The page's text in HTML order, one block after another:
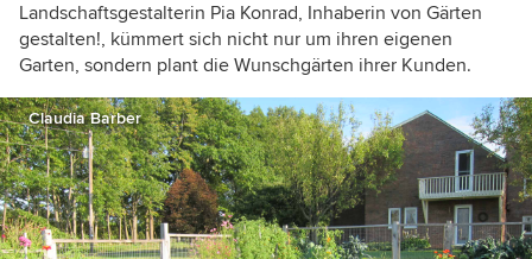
Landschaftsgestalterin Pia Konrad, Inhaberin von Gärten
gestalten!, kümmert sich nicht nur um ihren eigenen
Garten, sondern plant die Wunschgärten ihrer Kunden.
Claudia Barber